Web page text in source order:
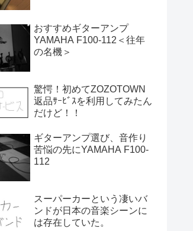
おすすめギターアンプ
YAMAHA F100-112＜往年
の名機＞
驚愕！初めてZOZOTOWN
返品ｻｰﾋﾞｽを利用してみたん
だけど！！
ギターアンプ選び、音作り
苦悩の先にYAMAHA F100-
112
スーパーカーという凄いバ
ンドが日本の音楽シーンに
は存在していた。